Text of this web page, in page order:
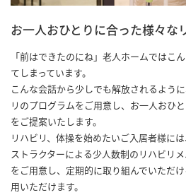
お一人おひとりに合った様々な
「前はできたのにね」老人ホームではこ
てしまっています。
こんな会話から少しでも解放されるよう
リのプログラムをご用意し、お一人おひ
をご提案いたします。
リハビリ、体操を始めたいご入居者様に
ストラクターによる少人数制のリハビリ
をご用意し、定期的に取り組んでいただ
用いただけます。